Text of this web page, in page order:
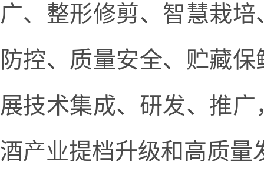
广、整形修剪、智慧栽
防控、质量安全、贮藏
展技术集成、研发、推
酒产业提档升级和高质量